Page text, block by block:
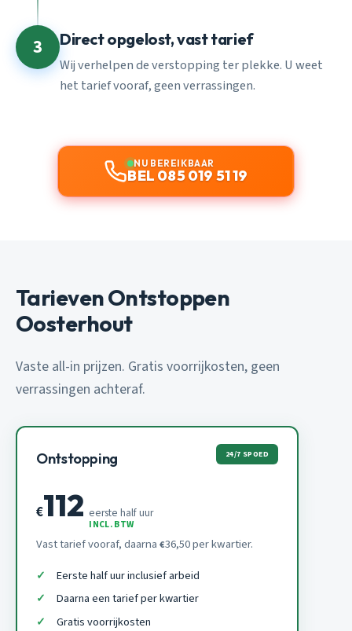
3 Direct opgelost, vast tarief
Wij verhelpen de verstopping ter plekke. U weet
het tarief vooraf, geen verrassingen.
NU BEREIKBAAR
BEL 085 019 51 19
Tarieven Ontstoppen
Oosterhout
Vaste all-in prijzen. Gratis voorrijkosten, geen
verrassingen achteraf.
Ontstopping 24/7 SPOED
€112 eerste half uur
INCL. BTW
Vast tarief vooraf, daarna €36,50 per kwartier.
Eerste half uur inclusief arbeid
Daarna een tarief per kwartier
Gratis voorrijkosten